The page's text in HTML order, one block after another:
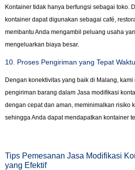
Kontainer tidak hanya berfungsi sebagai toko.
kontainer dapat digunakan sebagai café,
membantu Anda mengambil peluang usaha
mengeluarkan biaya besar.
10. Proses Pengiriman yang Tepat
Dengan konektivitas yang baik di Malang,
pengiriman barang dalam Jasa modifikasi
dengan cepat dan aman, meminimalkan risiko
sehingga Anda dapat mendapatkan kontainer
Tips Pemesanan Jasa Modifikasi
yang Efektif